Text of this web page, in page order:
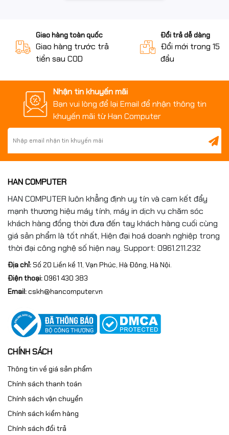
Giao hàng toàn quốc
Giao hàng trước trả
tiền sau COD
Đổi trả dễ dàng
Đổi mới trong 15
đầu
Nhận tin khuyến mãi
Bạn vui lòng để lại Email để nhận thông tin
khuyến mãi từ Han Computer
HAN COMPUTER
HAN COMPUTER luôn khẳng định uy tín và cam kết đẩy
mạnh thương hiệu máy tính, máy in dịch vụ chăm sóc
khách hàng đồng thời đưa đến tay khách hàng cuối cùng
giá sản phẩm là tốt nhất, Hiện đại hoá doanh nghiệp trong
thời đại công nghệ số hiện nay. Support: 0961.211.232
Địa chỉ:Số 20 Liền kề 11, Vạn Phúc, Hà Đông, Hà Nội.
Điện thoại:0961 430 383
Email:cskh@hancomputer.vn
CHÍNH SÁCH
Thông tin về giá sản phẩm
Chính sách thanh toán
Chính sách vận chuyển
Chính sách kiểm hàng
Chính sách đổi trả